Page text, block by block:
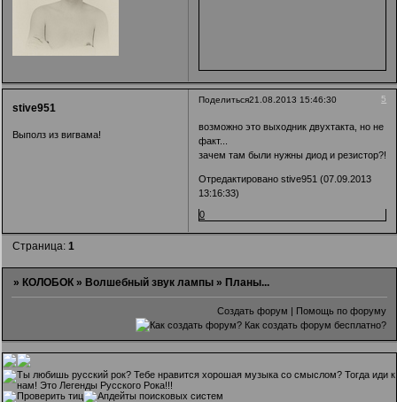
Поделиться 5
21.08.2013 15:46:30
stive951
Выполз из вигвама!
возможно это выходник двухтакта, но не
факт...
зачем там были нужны диод и резистор?!
Отредактировано stive951 (07.09.2013
13:16:33)
0
Страница:1
» КОЛОБОК » Волшебный звук лампы » Планы...
Создать форум | Помощь по форуму